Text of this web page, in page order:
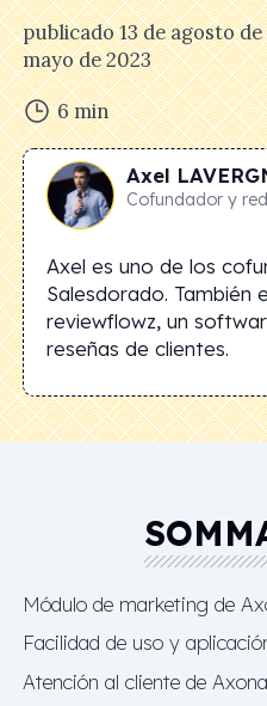
publicado13 de agosto
mayo de 2023
6 min
Axel
Cofundador y
Axel es uno de los
Salesdorado. También
reviewflowz, un
reseñas de clientes.
Módulo de marketing de
Facilidad de uso y
Atención al cliente de